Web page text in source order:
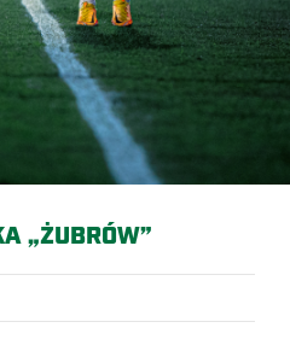
„ŻUBRÓW”